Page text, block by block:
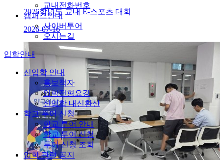
교내전화번호
캠퍼스안내
사이버투어
오시는길
입학안내
신입학 안내
홍보책자
입학전형요강
신입학 내신환산
학교 투어 신청
학교 투어 안내
학교 투어 신청
투어 신청 조회
입학 관련 공지
2026학년도 교내 E-스포츠 대회
2026-07-16